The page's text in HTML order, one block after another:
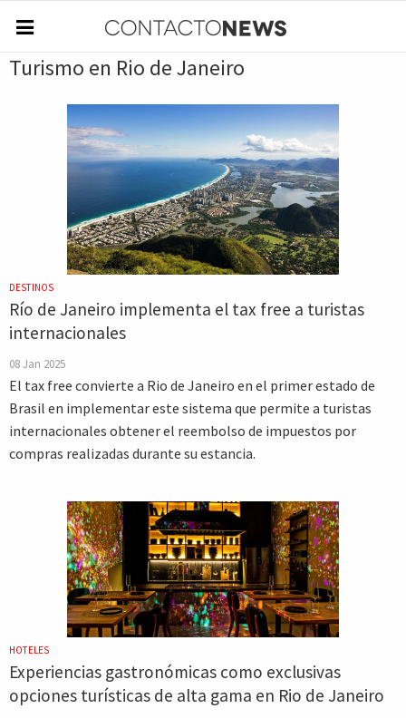
Turismo en Rio de Janeiro
DESTINOS
Río de Janeiro implementa el tax free a turistas
internacionales
08 Jan 2025
El tax free convierte a Rio de Janeiro en el primer estado de
Brasil en implementar este sistema que permite a turistas
internacionales obtener el reembolso de impuestos por
compras realizadas durante su estancia.
HOTELES
Experiencias gastronómicas como exclusivas
opciones turísticas de alta gama en Rio de Janeiro